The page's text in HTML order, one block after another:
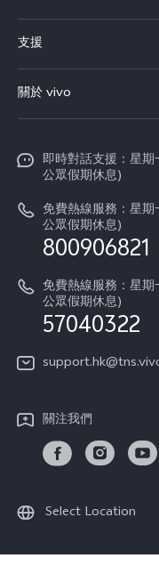
X300
Y21d
V60
支援
服務中心
Funtouch OS
系統升級
零配件價格查詢
IMEI 碼驗證
維修進度
保修條款
客戶服務私隱聲明
下載用於恢復 Log 的 LUT
關於 vivo
新聞資訊
vivo工作
法律聲明
關於我們
vivo 私隱中心
即時對話支援：星
公眾假期休息)
免費熱線服務：星
公眾假期休息)
800906821
免費熱線服務：星
公眾假期休息)
57040322
關注我們
Select Location